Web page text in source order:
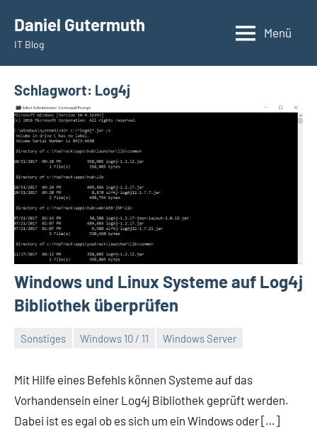
Inhalt
springen
Daniel Gutermuth
IT Blog
Menü
Schlagwort: Log4j
Windows und Linux Systeme auf Log4j
Bibliothek überprüfen
Sonstiges Windows 10 / 11 Windows Server
Dezember
2021
Mit Hilfe eines Befehls können Systeme auf das
Vorhandensein einer Log4j Bibliothek geprüft werden.
Dabei ist es egal ob es sich um ein Windows oder […]